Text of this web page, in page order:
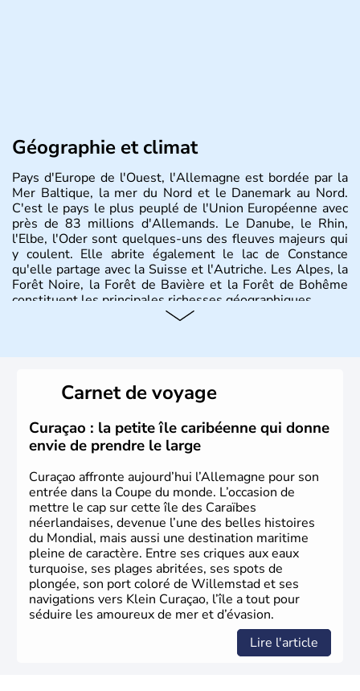
Géographie et climat
Pays d'Europe de l'Ouest, l'Allemagne est bordée par la
Mer Baltique, la mer du Nord et le Danemark au Nord.
C'est le pays le plus peuplé de l'Union Européenne avec
près de 83 millions d'Allemands. Le Danube, le Rhin,
l'Elbe, l'Oder sont quelques-uns des fleuves majeurs qui
y coulent. Elle abrite également le lac de Constance
qu'elle partage avec la Suisse et l'Autriche. Les Alpes, la
Forêt Noire, la Forêt de Bavière et la Forêt de Bohême
constituent les principales richesses géographiques.
lesquelles bénéficient d'une grande autonomie. Le pays
peut se targuer de grands noms qu'il a vu naître dans tous
les domaines, des arts à la politique en passant par la
philosophie. Hertz, Gutenberg, Heidegger, Thomas Mann,
Herman Hesse ou bien Hegel en font partie.
Carnet de voyage
Curaçao : la petite île caribéenne qui donne
envie de prendre le large
Curaçao affronte aujourd’hui l’Allemagne pour son
entrée dans la Coupe du monde. L’occasion de
mettre le cap sur cette île des Caraïbes
néerlandaises, devenue l’une des belles histoires
du Mondial, mais aussi une destination maritime
pleine de caractère. Entre ses criques aux eaux
turquoise, ses plages abritées, ses spots de
plongée, son port coloré de Willemstad et ses
navigations vers Klein Curaçao, l’île a tout pour
séduire les amoureux de mer et d’évasion.
Lire l'article